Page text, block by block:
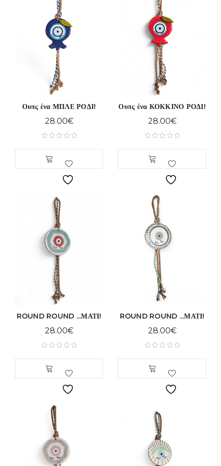
Ουπς ένα ΜΠΛΕ ΡΟΔΙ!
28.00€
Ουπς ένα ΚΟΚΚΙΝΟ ΡΟΔΙ!
28.00€
ROUND ROUND ...ΜΑΤΙ!
28.00€
ROUND ROUND ...ΜΑΤΙ!
28.00€